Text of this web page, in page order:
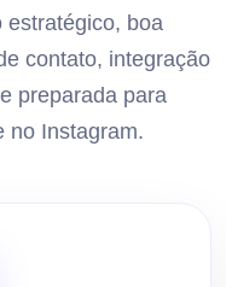
estratégico, boa
contato, integração
preparada para
no Instagram.